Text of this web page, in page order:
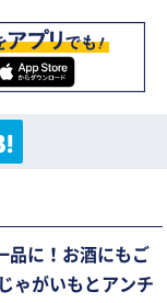
品に！お酒にもご
ゃがいもとアンチ